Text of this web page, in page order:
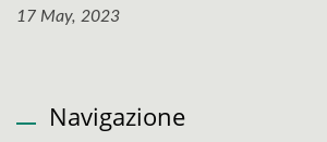
17 May, 2023
Navigazione